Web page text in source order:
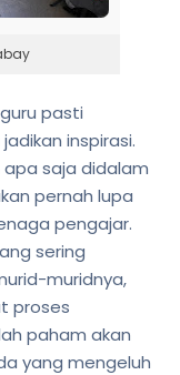
pasti
inspirasi.
saja didalam
pernah lupa
pengajar.
sering
muridnya,
proses
paham akan
yang mengeluh